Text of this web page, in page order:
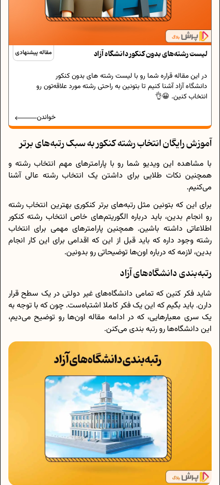
مقاله پیشنهادی لیست رشته‌های بدون کنکور دانشگاه آزاد
در این مقاله قراره شما رو با لیست رشته های بدون کنکور
دانشگاه آزاد آشنا کنیم تا بتونین به راحتی رشته مورد علاقه‌تون رو
انتخاب کنین. 😀👌
خواندن
آموزش رایگان انتخاب رشته کنکور به سبک رتبه‌های برتر
با مشاهده این ویدیو شما رو با پارامترهای مهم انتخاب رشته و
همچنین نکات طلایی برای داشتن یک انتخاب رشته عالی آشنا
می‌کنیم.
برای این که بتونین مثل رتبه‌های برتر کنکوری بهترین انتخاب رشته
رو انجام بدین، باید درباره الگوریتم‌های خاص انتخاب رشته کنکور
اطلاعاتی داشته باشین. همچنین پارامترهای مهمی برای انتخاب
رشته وجود داره که باید قبل از این که اقدامی برای این کار انجام
بدین، لازمه که درباره اون‌ها توضیحاتی رو بدونین.
رتبه‌بندی دانشگاه‌های آزاد
شاید فکر کنین که تمامی دانشگاه‌های غیر دولتی در یک سطح قرار
دارن. باید بگیم که این یک فکر کاملا اشتباه‌ست. چون که با توجه به
یک سری معیارهایی، که در ادامه مقاله اون‌ها رو توضیح می‌دیم،
این دانشگاه‌ها رو رتبه بندی می‌کنن.